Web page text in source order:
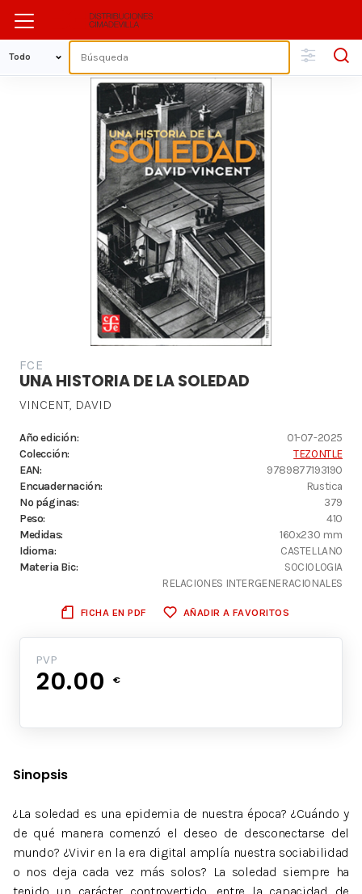
FCE
UNA HISTORIA DE LA SOLEDAD
VINCENT, DAVID
Año edición:
01-07-2025
Colección:
TEZONTLE
EAN:
9789877193190
Encuadernación:
Rustica
Nº páginas:
379
Peso:
410
Medidas:
160x230 mm
Idioma:
CASTELLANO
Materia Bic:
SOCIOLOGIA
RELACIONES INTERGENERACIONALES
FICHA EN PDF AÑADIR A FAVORITOS
PVP
20.00 €
Sinopsis
¿La soledad es una epidemia de nuestra época? ¿Cuándo y
de qué manera comenzó el deseo de desconectarse del
mundo? ¿Vivir en la era digital amplía nuestra sociabilidad
o nos deja cada vez más solos? La soledad siempre ha
tenido un carácter controvertido, entre la capacidad de